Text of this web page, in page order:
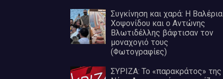
Συγκίνηση και χαρά: Η Βαλέρια
Χοψονίδου και ο Αντώνης
Βλωτιδέλλης βάφτισαν τον
μοναχογιό τους
(Φωτογραφίες)
ΣΥΡΙΖΑ: Το «παρακράτος» της